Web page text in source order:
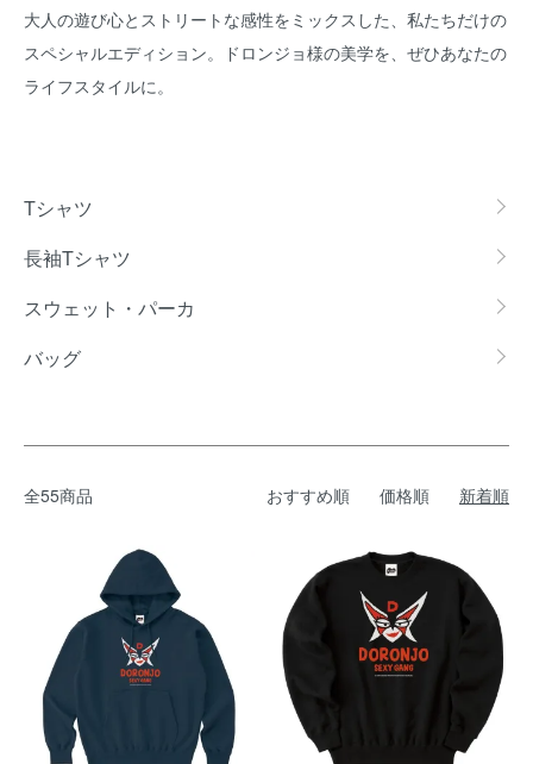
大人の遊び心とストリートな感性をミックスした、私たちだけの
スペシャルエディション。ドロンジョ様の美学を、ぜひあなたの
ライフスタイルに。
Tシャツ
長袖Tシャツ
スウェット・パーカ
バッグ
全55商品 おすすめ順 価格順 新着順